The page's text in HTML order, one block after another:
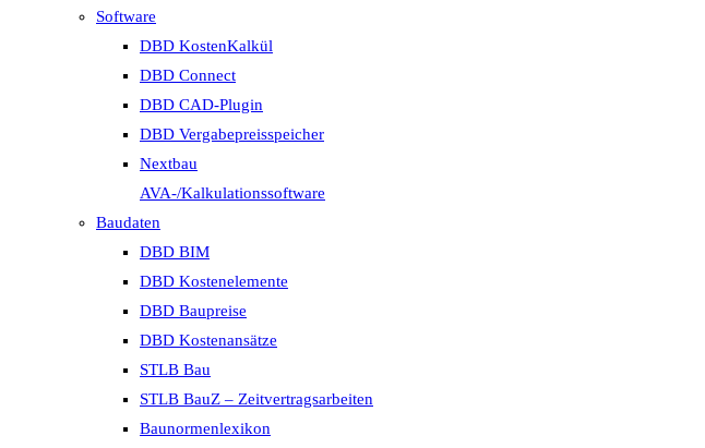
Software
DBD KostenKalkül
DBD Connect
DBD CAD-Plugin
DBD Vergabepreisspeicher
Nextbau
AVA-/Kalkulationssoftware
Baudaten
DBD BIM
DBD Kostenelemente
DBD Baupreise
DBD Kostenansätze
STLB Bau
STLB BauZ – Zeitvertragsarbeiten
Baunormenlexikon